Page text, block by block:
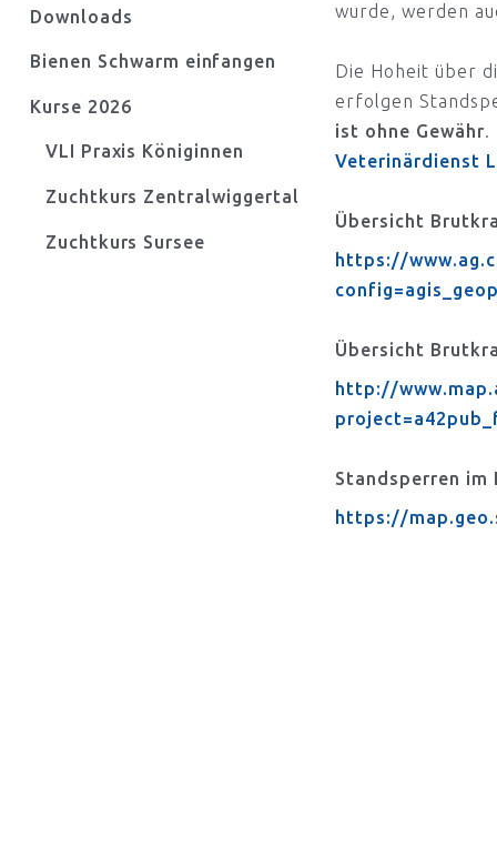
Downloads
Bienen Schwarm einfangen
Kurse 2026
VLI Praxis Königinnen
Zuchtkurs Zentralwiggertal
Zuchtkurs Sursee
wurde, werden
Die Hoheit über
erfolgen
ist ohne Gewähr.
Veterinärdienst
Übersicht
https://
Übersicht
http://
Standsperren im
https://